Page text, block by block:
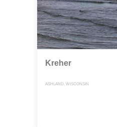
Kreher
ASHLAND, WISCONSIN